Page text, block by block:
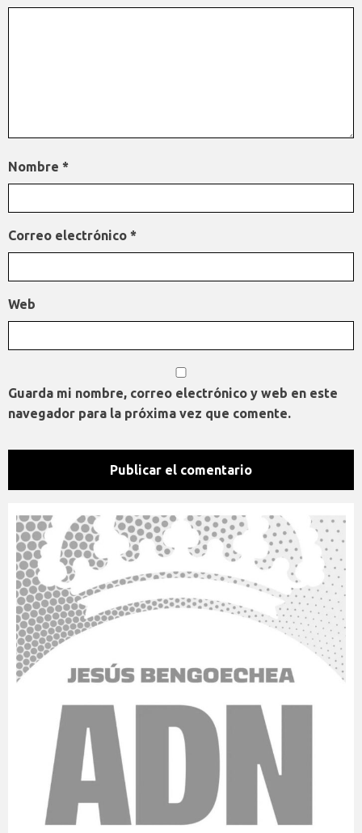
Nombre *
Correo electrónico *
Web
Guarda mi nombre, correo electrónico y web en este
navegador para la próxima vez que comente.